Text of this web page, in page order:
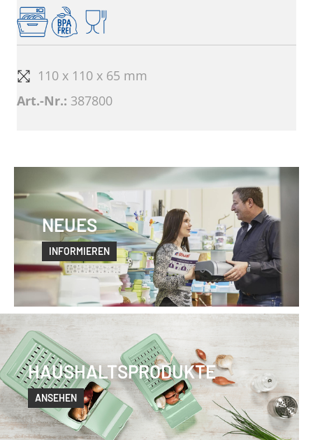
110 x 110 x 65 mm
Art.-Nr.: 387800
NEUES
INFORMIEREN
HAUSHALTSPRODUKTE
ANSEHEN